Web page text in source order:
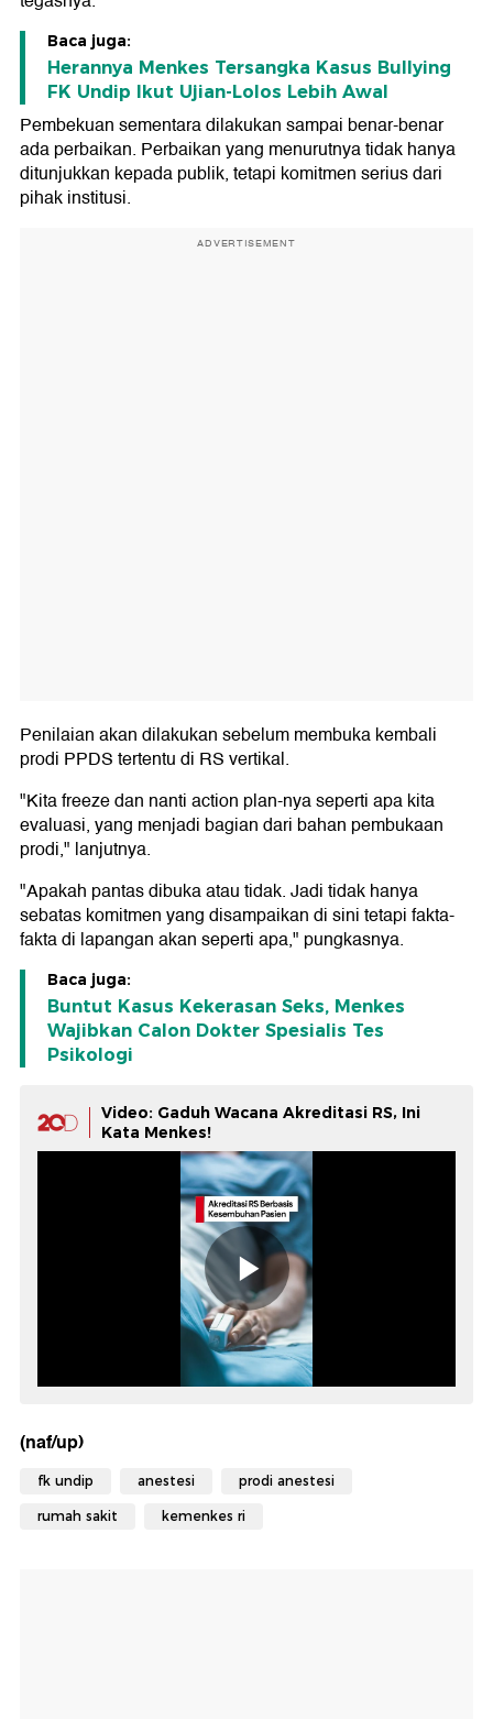
Baca juga:
Herannya Menkes Tersangka Kasus Bullying
FK Undip Ikut Ujian-Lolos Lebih Awal
Pembekuan sementara dilakukan sampai benar-benar
ada perbaikan. Perbaikan yang menurutnya tidak hanya
ditunjukkan kepada publik, tetapi komitmen serius dari
pihak institusi.
ADVERTISEMENT
Penilaian akan dilakukan sebelum membuka kembali
prodi PPDS tertentu di RS vertikal.
"Kita freeze dan nanti action plan-nya seperti apa kita
evaluasi, yang menjadi bagian dari bahan pembukaan
prodi," lanjutnya.
"Apakah pantas dibuka atau tidak. Jadi tidak hanya
sebatas komitmen yang disampaikan di sini tetapi fakta-
fakta di lapangan akan seperti apa," pungkasnya.
Baca juga:
Buntut Kasus Kekerasan Seks, Menkes
Wajibkan Calon Dokter Spesialis Tes
Psikologi
Video: Gaduh Wacana Akreditasi RS, Ini
Kata Menkes!
(naf/up)
fk undip anestesi prodi anestesi
rumah sakit kemenkes ri